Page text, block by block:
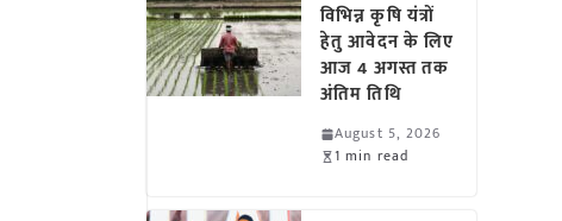
विभिन्न कृषि यंत्रों
हेतु आवेदन के लिए
आज 4 अगस्त तक
अंतिम तिथि
August 5, 2026
1 min read